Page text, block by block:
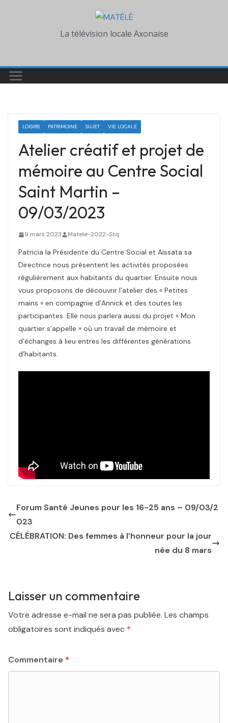
La télévision locale Axonaise
LOISIRS PATRIMOINE SUJET VIE LOCALE
Atelier créatif et projet de
mémoire au Centre Social
Saint Martin –
09/03/2023
9 mars 2023 Matele-2022-Stq
Patricia la Présidente du Centre Social et Aïssata sa
Directrice nous présentent les activités proposées
régulièrement aux habitants du quartier. Ensuite nous
vous proposons de découvrir l’atelier des « Petites
mains » en compagnie d’Annick et des toutes les
participantes. Elle nous parlera aussi du projet « Mon
quartier s’appelle » où un travail de mémoire et
d’échanges à lieu entres les différentes générations
d’habitants.
Forum Santé Jeunes pour les 16-25 ans – 09/03/2
023
CÉLÉBRATION: Des femmes à l’honneur pour la jour
née du 8 mars
Laisser un commentaire
Votre adresse e-mail ne sera pas publiée. Les champs
obligatoires sont indiqués avec *
Commentaire *